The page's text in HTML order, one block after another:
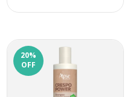
20%
OFF